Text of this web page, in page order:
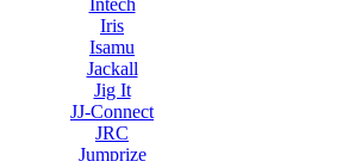
Intech
Iris
Isamu
Jackall
Jig It
JJ-Connect
JRC
Jumprize